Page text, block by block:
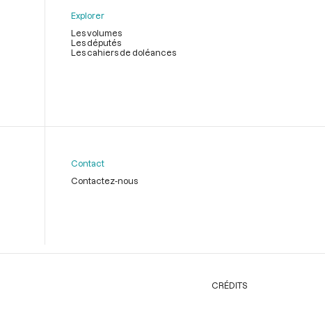
Explorer
Les volumes
Les députés
Les cahiers de doléances
Contact
Contactez-nous
CRÉDITS